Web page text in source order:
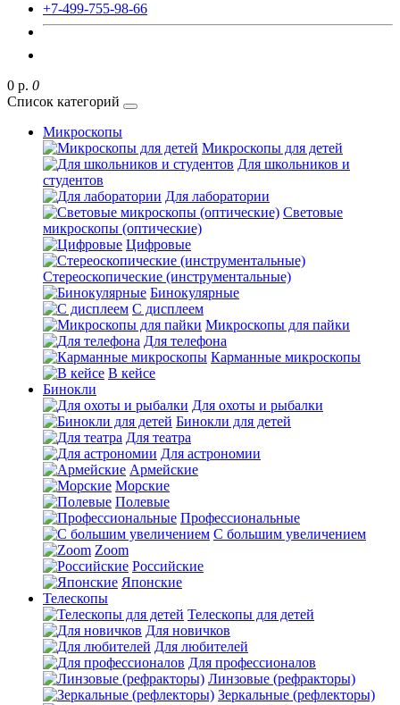
+7-499-755-98-66
0 р. 0
Список категорий
Микроскопы
Микроскопы для детей
Для школьников и
студентов
Для лаборатории
Световые
микроскопы (оптические)
Цифровые
Стереоскопические (инструментальные)
Бинокулярные
С дисплеем
Микроскопы для пайки
Для телефона
Карманные микроскопы
В кейсе
Бинокли
Для охоты и рыбалки
Бинокли для детей
Для театра
Для астрономии
Армейские
Морские
Полевые
Профессиональные
С большим увеличением
Zoom
Российские
Японские
Телескопы
Телескопы для детей
Для новичков
Для любителей
Для профессионалов
Линзовые (рефракторы)
Зеркальные (рефлекторы)